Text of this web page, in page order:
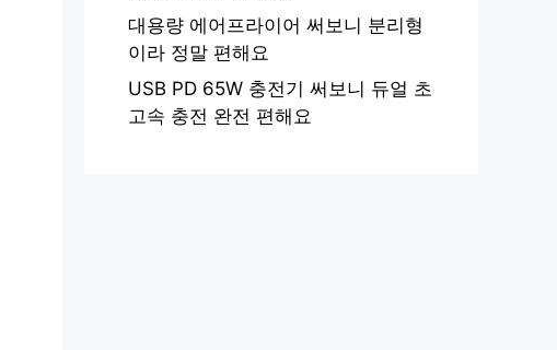
대용량 에어프라이어 써보니 분리형
이라 정말 편해요
USB PD 65W 충전기 써보니 듀얼 초
고속 충전 완전 편해요